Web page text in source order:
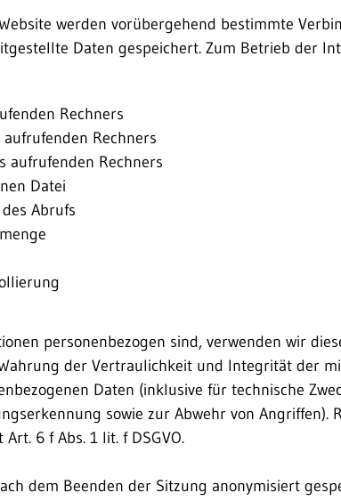
werden vorübergehend bestimmte
Daten gespeichert. Zum Betrieb der
Rechners
Rechners
aufrufenden Rechners
Datei
Abrufs
personenbezogen sind, verwenden wir
der Vertraulichkeit und Integrität der
Daten (inklusive für technische
sowie zur Abwehr von Angriffen).
6 f Abs. 1 lit. f DSGVO.
dem Beenden der Sitzung anonymisiert